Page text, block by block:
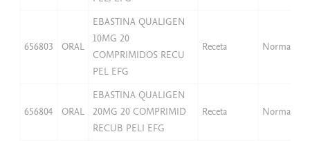
656803 ORAL
EBASTINA QUALIGEN
10MG 20
COMPRIMIDOS RECU
PEL EFG
Receta Normal
656804 ORAL
EBASTINA QUALIGEN
20MG 20 COMPRIMID
RECUB PELI EFG
Receta Normal